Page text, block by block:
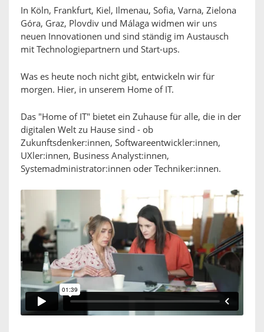
In Köln, Frankfurt, Kiel, Ilmenau, Sofia, Varna, Zielona
Góra, Graz, Plovdiv und Málaga widmen wir uns
neuen Innovationen und sind ständig im Austausch
mit Technologiepartnern und Start-ups.
Was es heute noch nicht gibt, entwickeln wir für
morgen. Hier, in unserem Home of IT.
Das "Home of IT" bietet ein Zuhause für alle, die in der
digitalen Welt zu Hause sind - ob
Zukunftsdenker:innen, Softwareentwickler:innen,
UXler:innen, Business Analyst:innen,
Systemadministrator:innen oder Techniker:innen.